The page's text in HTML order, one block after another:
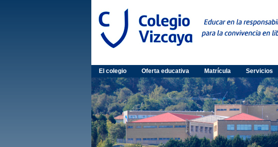
El colegio Oferta educativa Matrícula Servicios